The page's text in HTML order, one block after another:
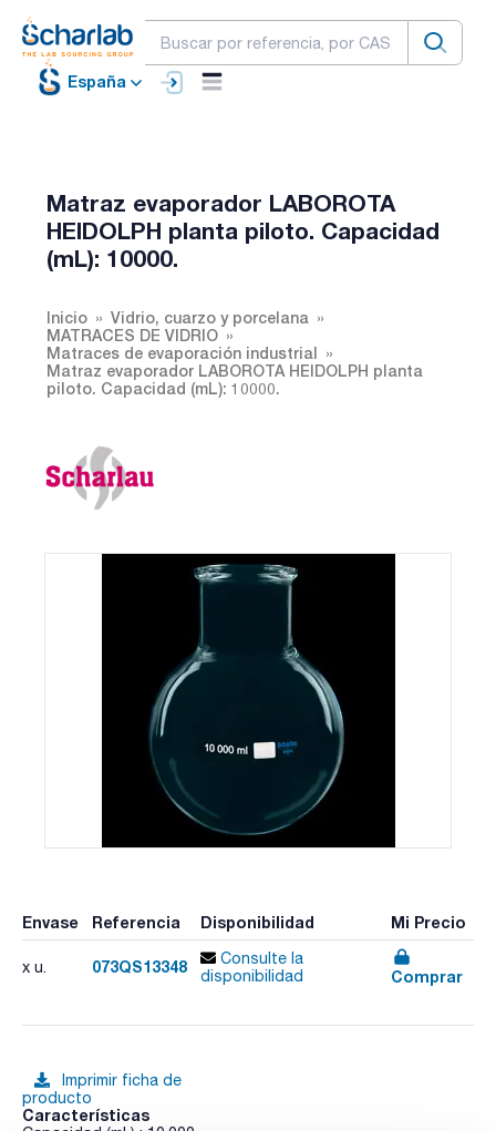
España
Matraz evaporador LABOROTA
HEIDOLPH planta piloto. Capacidad
(mL): 10000.
Inicio
Vidrio, cuarzo y porcelana
MATRACES DE VIDRIO
Matraces de evaporación industrial
Matraz evaporador LABOROTA HEIDOLPH planta
piloto. Capacidad (mL): 10000.
Envase Referencia Disponibilidad Mi Precio
x u. 073QS13348
Consulte la
disponibilidad
Comprar
Imprimir ficha de
producto
Características